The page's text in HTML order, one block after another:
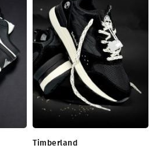
Timberland